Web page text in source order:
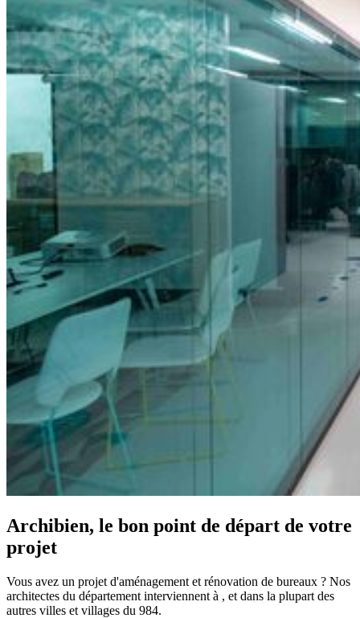
Archibien, le bon point de départ de votre
projet
Vous avez un projet d'aménagement et rénovation de bureaux ? Nos
architectes du département interviennent à , et dans la plupart des
autres villes et villages du 984.